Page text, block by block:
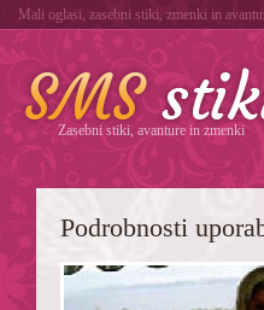
Mali oglasi, zasebni stiki, zmenki in
Zasebni stiki, avanture in zmenki
Podrobnosti